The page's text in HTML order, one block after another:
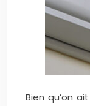
Bien qu’on